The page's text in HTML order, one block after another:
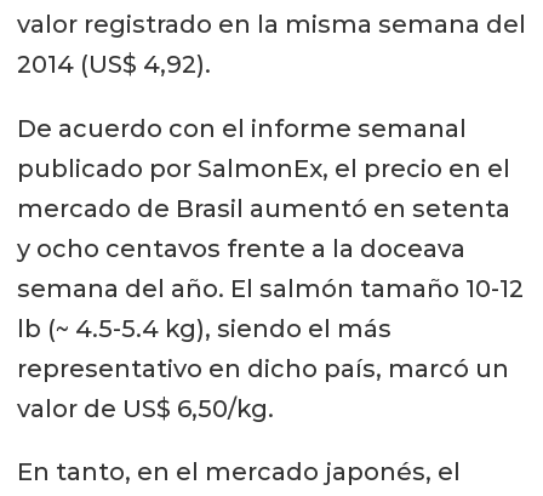
valor registrado en la misma semana del
2014 (US$ 4,92).
De acuerdo con el informe semanal
publicado por SalmonEx, el precio en el
mercado de Brasil aumentó en setenta
y ocho centavos frente a la doceava
semana del año. El salmón tamaño 10-12
lb (~ 4.5-5.4 kg), siendo el más
representativo en dicho país, marcó un
valor de US$ 6,50/kg.
En tanto, en el mercado japonés, el